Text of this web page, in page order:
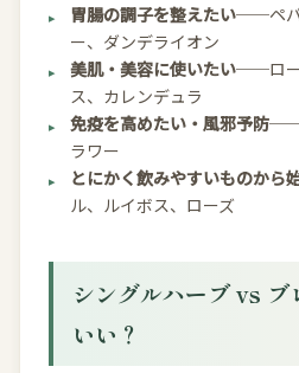
胃腸の調子を整えたい──ペパ
ー、ダンデライオン
美肌・美容に使いたい──ロー
ス、カレンデュラ
免疫を高めたい・風邪予防──
ラワー
とにかく飲みやすいものから
ル、ルイボス、ローズ
シングルハーブ vs ブ
いい？